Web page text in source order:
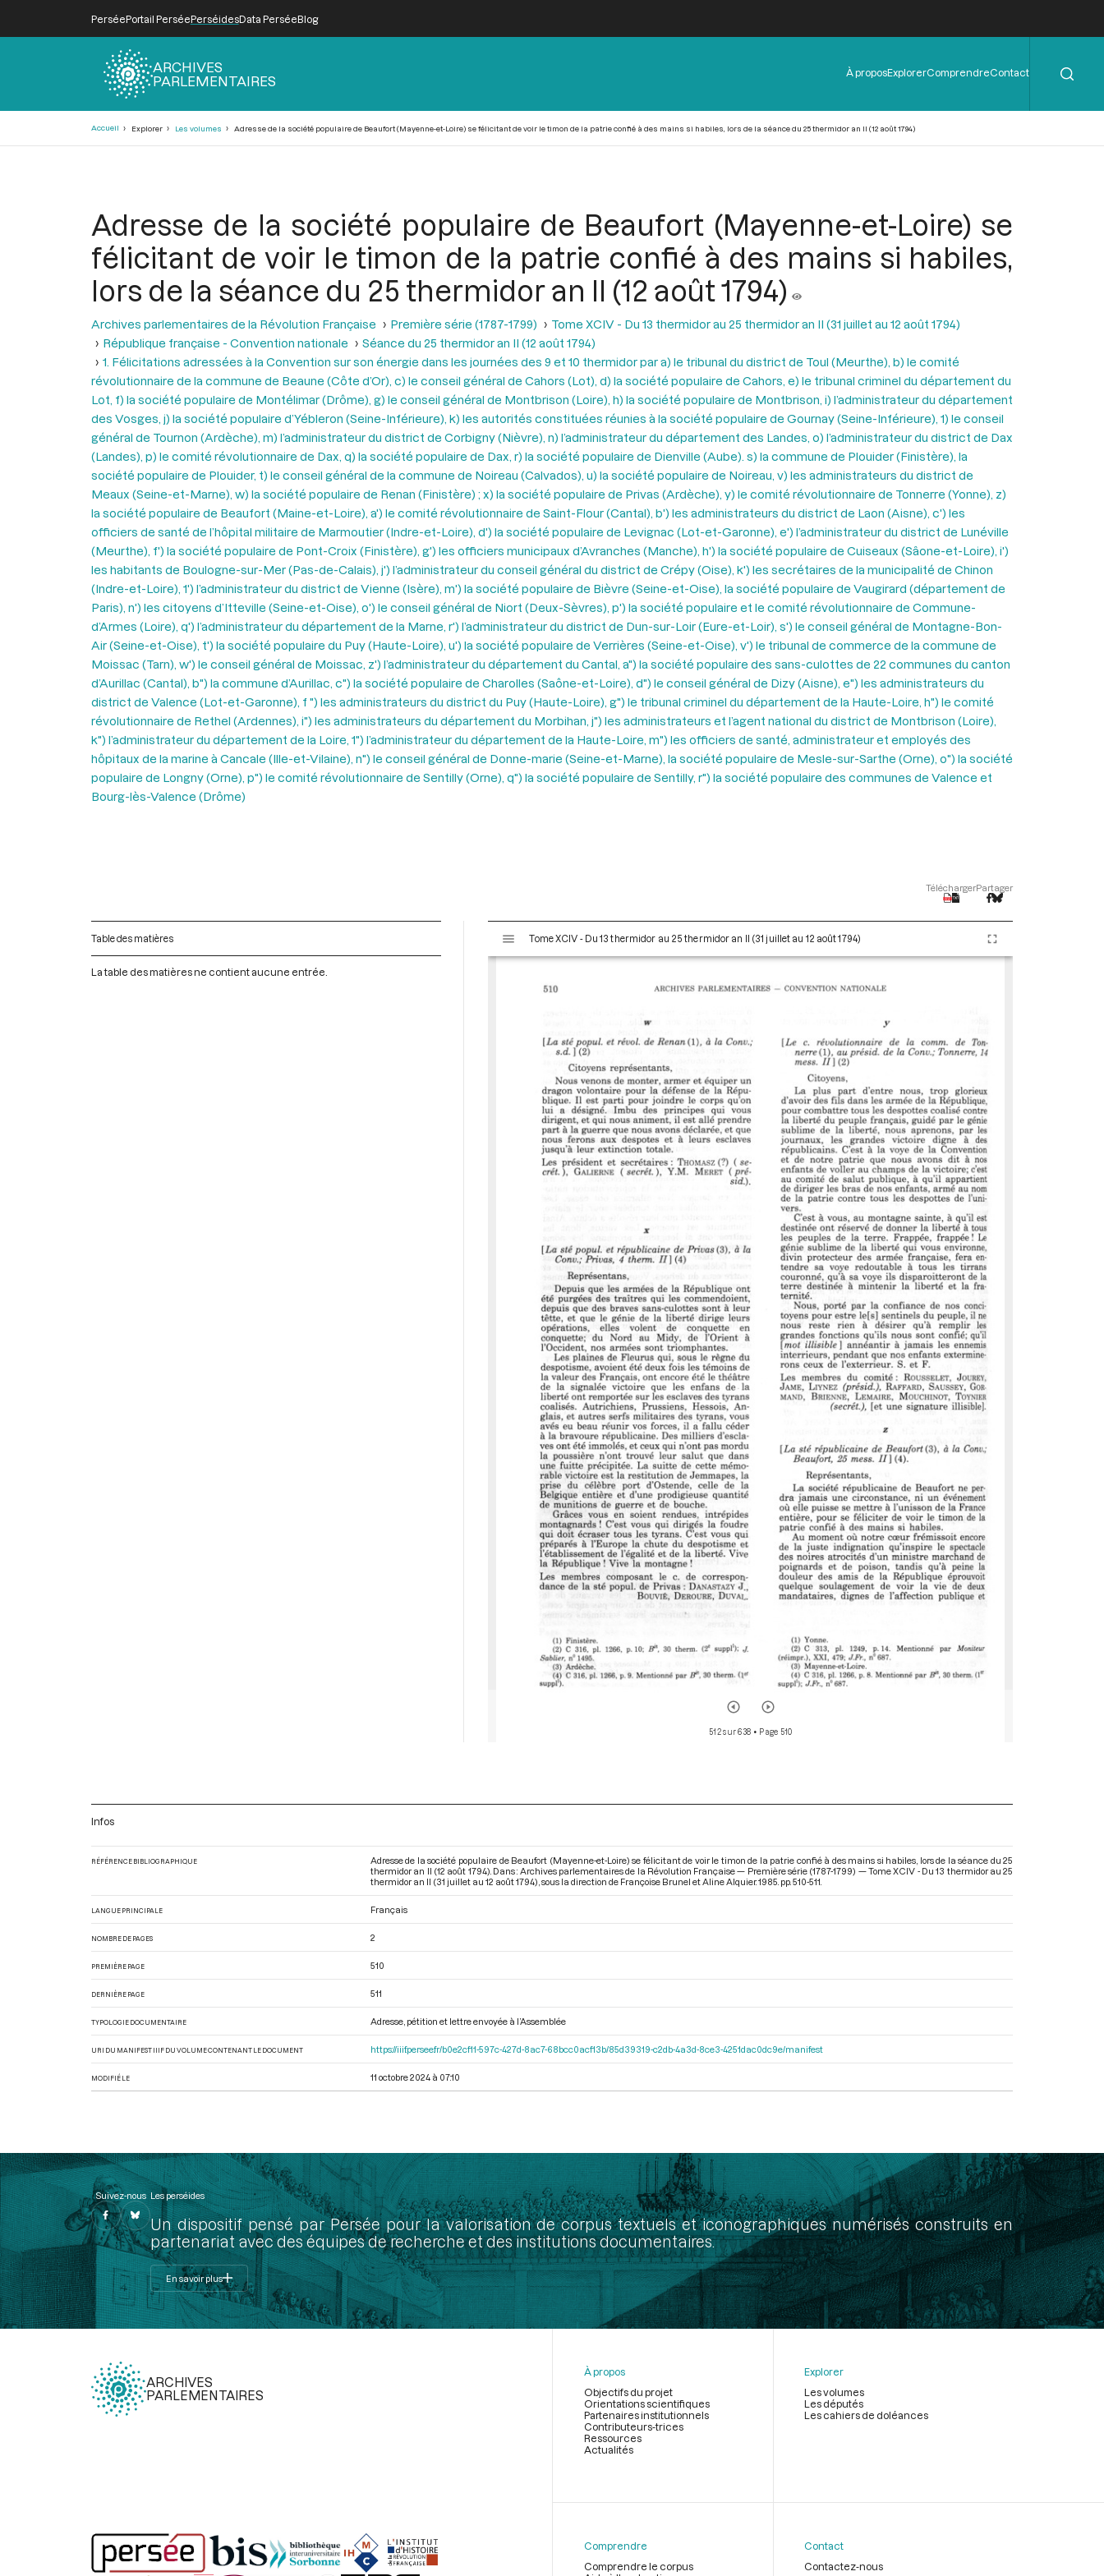
PerséePortail PerséePerséidesData PerséeBlog
ARCHIVES
PARLEMENTAIRES
Menu
de
À proposExplorerComprendreContact
Accueil Explorer Les volumes Adresse de la société populaire de Beaufort (Mayenne-et-Loire) se félicitant de voir le timon de la patrie confié à des mains si habiles, lors de la séance du 25 thermidor an II (12 août 1794)
Adresse de la société populaire de Beaufort (Mayenne-et-Loire) se
félicitant de voir le timon de la patrie confié à des mains si habiles,
lors de la séance du 25 thermidor an II (12 août 1794)
Archives parlementaires de la Révolution Française Première série (1787-1799)
Tome XCIV - Du 13 thermidor au 25 thermidor an II (31 juillet au 12 août 1794)
République française - Convention nationale
Séance du 25 thermidor an II (12 août 1794)
1. Félicitations adressées à la Convention sur son énergie dans les journées des 9 et 10 thermidor par a) le tribunal du district de Toul (Meurthe), b) le comité
révolutionnaire de la commune de Beaune (Côte d’Or), c) le conseil général de Cahors (Lot), d) la société populaire de Cahors, e) le tribunal criminel du département du
Lot, f) la société populaire de Montélimar (Drôme), g) le conseil général de Montbrison (Loire), h) la société populaire de Montbrison, i) l’administrateur du département
des Vosges, j) la société populaire d’Yébleron (Seine-Inférieure), k) les autorités constituées réunies à la société populaire de Gournay (Seine-Inférieure), 1) le conseil
général de Tournon (Ardèche), m) l’administrateur du district de Corbigny (Nièvre), n) l’administrateur du département des Landes, o) l’administrateur du district de Dax
(Landes), p) le comité révolutionnaire de Dax, q) la société populaire de Dax, r) la société populaire de Dienville (Aube). s) la commune de Plouider (Finistère), la
société populaire de Plouider, t) le conseil général de la commune de Noireau (Calvados), u) la société populaire de Noireau, v) les administrateurs du district de
Meaux (Seine-et-Marne), w) la société populaire de Renan (Finistère) ; x) la société populaire de Privas (Ardèche), y) le comité révolutionnaire de Tonnerre (Yonne), z)
la société populaire de Beaufort (Maine-et-Loire), a') le comité révolutionnaire de Saint-Flour (Cantal), b') les administrateurs du district de Laon (Aisne), c') les
officiers de santé de l’hôpital militaire de Marmoutier (Indre-et-Loire), d') la société populaire de Levignac (Lot-et-Garonne), e') l’administrateur du district de Lunéville
(Meurthe), f') la société populaire de Pont-Croix (Finistère), g') les officiers municipaux d’Avranches (Manche), h') la société populaire de Cuiseaux (Sâone-et-Loire), i')
les habitants de Boulogne-sur-Mer (Pas-de-Calais), j') l’administrateur du conseil général du district de Crépy (Oise), k') les secrétaires de la municipalité de Chinon
(Indre-et-Loire), 1') l’administrateur du district de Vienne (Isère), m') la société populaire de Bièvre (Seine-et-Oise), la société populaire de Vaugirard (département de
Paris), n') les citoyens d’Itteville (Seine-et-Oise), o') le conseil général de Niort (Deux-Sèvres), p') la société populaire et le comité révolutionnaire de Commune-
d’Armes (Loire), q') l’administrateur du département de la Marne, r') l’administrateur du district de Dun-sur-Loir (Eure-et-Loir), s') le conseil général de Montagne-Bon-
Air (Seine-et-Oise), t') la société populaire du Puy (Haute-Loire), u') la société populaire de Verrières (Seine-et-Oise), v') le tribunal de commerce de la commune de
Moissac (Tarn), w') le conseil général de Moissac, z') l’administrateur du département du Cantal, a") la société populaire des sans-culottes de 22 communes du canton
d’Aurillac (Cantal), b") la commune d’Aurillac, c") la société populaire de Charolles (Saône-et-Loire), d") le conseil général de Dizy (Aisne), e") les administrateurs du
district de Valence (Lot-et-Garonne), f ") les administrateurs du district du Puy (Haute-Loire), g") le tribunal criminel du département de la Haute-Loire, h") le comité
révolutionnaire de Rethel (Ardennes), i") les administrateurs du département du Morbihan, j") les administrateurs et l’agent national du district de Montbrison (Loire),
k") l’administrateur du département de la Loire, 1") l’administrateur du département de la Haute-Loire, m") les officiers de santé, administrateur et employés des
hôpitaux de la marine à Cancale (Ille-et-Vilaine), n") le conseil général de Donne-marie (Seine-et-Marne), la société populaire de Mesle-sur-Sarthe (Orne), o") la société
populaire de Longny (Orne), p") le comité révolutionnaire de Sentilly (Orne), q") la société populaire de Sentilly, r") la société populaire des communes de Valence et
Bourg-lès-Valence (Drôme)
TéléchargerPartager
Table des matières
La table des matières ne contient aucune entrée.
s
Tome XCIV - Du 13 thermidor au 25 thermidor an II (31 juillet au 12 août 1794)
512 sur 638 • Page 510
Infos
RÉFÉRENCE BIBLIOGRAPHIQUE
Adresse de la société populaire de Beaufort (Mayenne-et-Loire) se félicitant de voir le timon de la patrie confié à des mains si habiles, lors de la séance du 25
thermidor an II (12 août 1794). Dans : Archives parlementaires de la Révolution Française — Première série (1787-1799) — Tome XCIV - Du 13 thermidor au 25
thermidor an II (31 juillet au 12 août 1794) , sous la direction de Françoise Brunel et Aline Alquier. 1985. pp. 510-511.
LANGUE PRINCIPALE Français
NOMBRE DE PAGES 2
PREMIÈRE PAGE 510
DERNIÈRE PAGE 511
TYPOLOGIE DOCUMENTAIRE Adresse, pétition et lettre envoyée à l’Assemblée
URI DU MANIFEST IIIF DU VOLUME CONTENANT LE DOCUMENT https://iiif.persee.fr/b0e2cf11-597c-427d-8ac7-68bcc0acf13b/85d39319-c2db-4a3d-8ce3-4251dac0dc9e/manifest
MODIFIÉ LE 11 octobre 2024 à 07:10
Suivez-nous Les perséides
Un dispositif pensé par Persée pour la valorisation de corpus textuels et iconographiques numérisés construits en
partenariat avec des équipes de recherche et des institutions documentaires.
En savoir plus
ARCHIVES
PARLEMENTAIRES
page
À propos
Objectifs du projet
Orientations scientifiques
Partenaires institutionnels
Contributeurs-trices
Ressources
Actualités
Explorer
Les volumes
Les députés
Les cahiers de doléances
Comprendre
Comprendre le corpus
Contact
Contactez-nous